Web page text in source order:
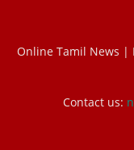
Online Tamil News |
Contact us: